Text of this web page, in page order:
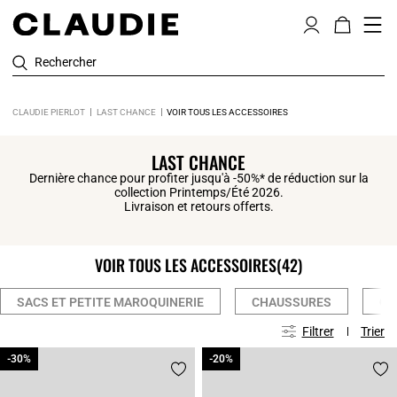
Rechercher
CLAUDIE PIERLOT LAST CHANCE VOIR TOUS LES ACCESSOIRES
LAST CHANCE
Dernière chance pour profiter jusqu'à -50%* de réduction sur la
collection Printemps/Été 2026.
Livraison et retours offerts.
VOIR TOUS LES ACCESSOIRES(42)
SACS ET PETITE MAROQUINERIE CHAUSSURES
Filtrer Trier
-30%
-30% -20%
-20%